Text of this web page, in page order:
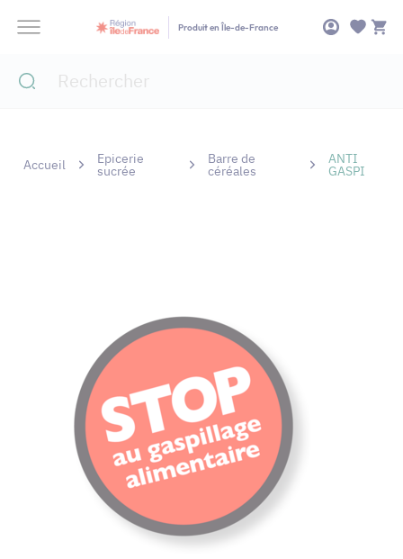
Produit en Île-de-France
Accueil Epicerie
sucrée
Barre de
céréales
ANTI
GASPI